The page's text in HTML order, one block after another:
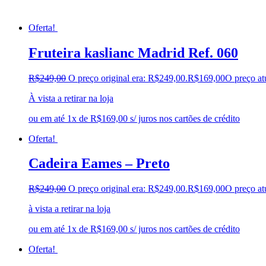
Oferta!
Fruteira kaslianc Madrid Ref. 060
R$249,00 O preço original era: R$249,00.R$169,00O preço
À vista a retirar na loja
ou em até 1x de R$169,00 s/ juros nos cartões de crédito
Oferta!
Cadeira Eames – Preto
R$249,00 O preço original era: R$249,00.R$169,00O preço
à vista a retirar na loja
ou em até 1x de R$169,00 s/ juros nos cartões de crédito
Oferta!